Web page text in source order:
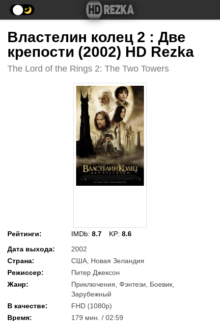
Властелин колец 2 : Две
крепости (2002) HD Rezka
The Lord of the Rings 2: The Two Towers
Рейтинги: IMDb: 8.7 KP: 8.6
Дата выхода:
2002
Страна:
США, Новая Зеландия
Режиссер:
Питер Джексон
Жанр:
Приключения, Фэнтези, Боевик,
Зарубежный
В качестве:
FHD (1080p)
Время:
179 мин. / 02:59